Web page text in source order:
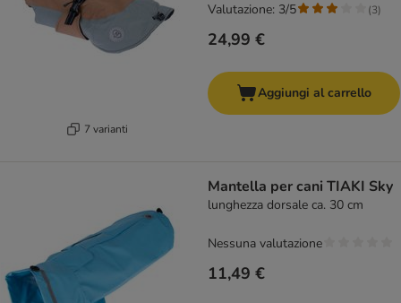
7 varianti
24,99 €
Valutazione: 3/5 (3)
Aggiungi al carrello
Mantella per cani TIAKI Sky
lunghezza dorsale ca. 30 cm
11,49 €
Nessuna valutazione